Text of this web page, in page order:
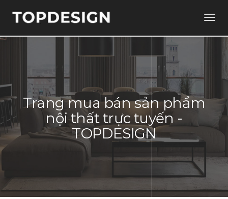
Trang mua bán sản phẩm
nội thất trực tuyến -
TOPDESIGN